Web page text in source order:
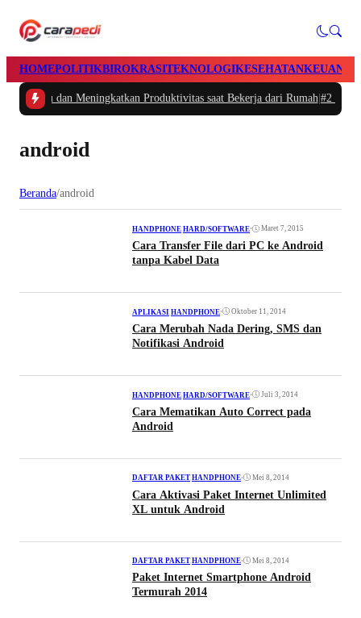
HOMEPOLITIKBIROKRASITEKNOLOGIKESEHATAN
Waktu dan Meningkatkan Produktivitas saat Bekerja dari Rumah|#2 -
android
Beranda/android
HANDPHONE HARD/SOFTWARE• Maret 7, 2015
Cara Transfer File dari PC ke Android
tanpa Kabel Data
APLIKASI HANDPHONE• Oktober 11, 2014
Cara Merubah Nada Dering, SMS dan
Notifikasi Android
HANDPHONE HARD/SOFTWARE• Juli 3, 2014
Cara Mematikan Auto Correct pada
Android
DAFTAR PAKET HANDPHONE• Mei 8, 2014
Cara Aktivasi Paket Internet Unlimited
XL untuk Android
DAFTAR PAKET HANDPHONE• Mei 8, 2014
Paket Internet Smartphone Android
Termurah 2014